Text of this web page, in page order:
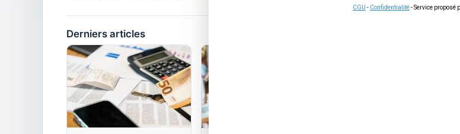
Derniers articles